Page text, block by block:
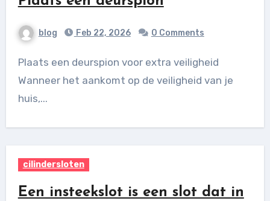
blog Feb 22, 2026 0 Comments
Plaats een deurspion voor extra veiligheid
Wanneer het aankomt op de veiligheid van je
huis,...
cilindersloten
Een insteekslot is een slot dat in